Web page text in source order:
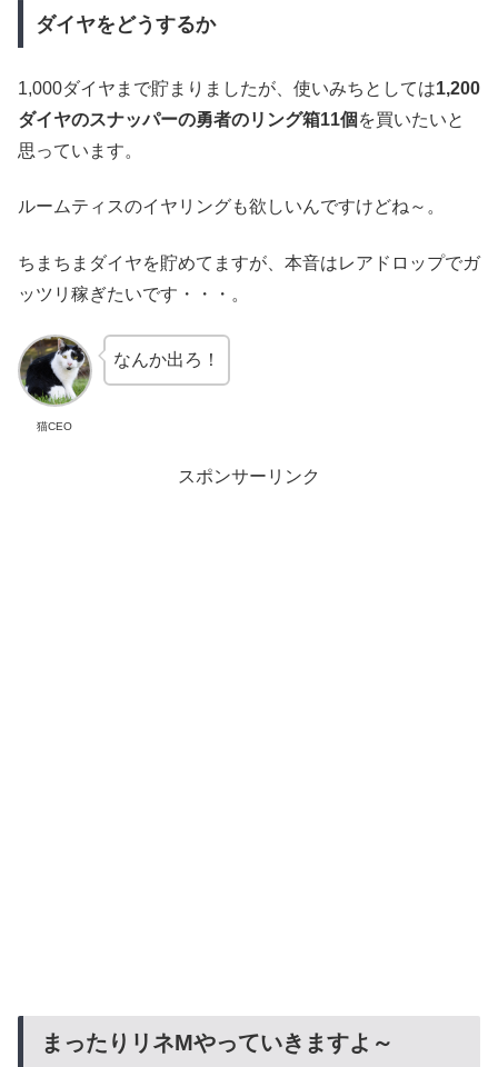
ダイヤをどうするか
1,000ダイヤまで貯まりましたが、使いみちとしては1,200
ダイヤのスナッパーの勇者のリング箱11個 を買いたいと
思っています。
ルームティスのイヤリングも欲しいんですけどね～。
ちまちまダイヤを貯めてますが、本音はレアドロップでガ
ッツリ稼ぎたいです・・・。
猫CEO
なんか出ろ！
スポンサーリンク
まったりリネMやっていきますよ～